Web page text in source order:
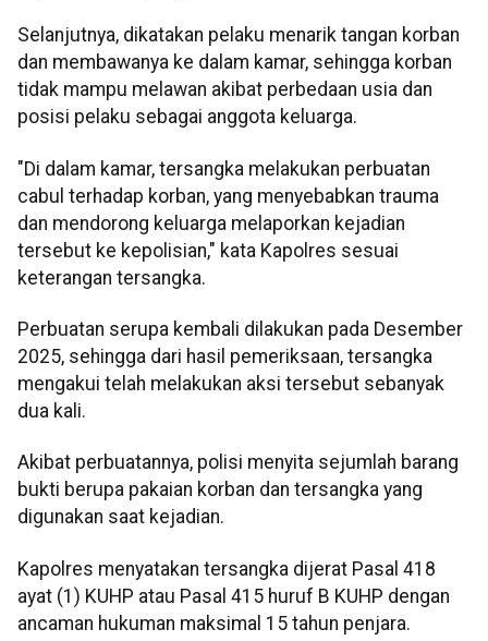
Selanjutnya, dikatakan pelaku menarik tangan korban
dan membawanya ke dalam kamar, sehingga korban
tidak mampu melawan akibat perbedaan usia dan
posisi pelaku sebagai anggota keluarga.
"Di dalam kamar, tersangka melakukan perbuatan
cabul terhadap korban, yang menyebabkan trauma
dan mendorong keluarga melaporkan kejadian
tersebut ke kepolisian," kata Kapolres sesuai
keterangan tersangka.
Perbuatan serupa kembali dilakukan pada Desember
2025, sehingga dari hasil pemeriksaan, tersangka
mengakui telah melakukan aksi tersebut sebanyak
dua kali.
Akibat perbuatannya, polisi menyita sejumlah barang
bukti berupa pakaian korban dan tersangka yang
digunakan saat kejadian.
Kapolres menyatakan tersangka dijerat Pasal 418
ayat (1) KUHP atau Pasal 415 huruf B KUHP dengan
ancaman hukuman maksimal 15 tahun penjara.